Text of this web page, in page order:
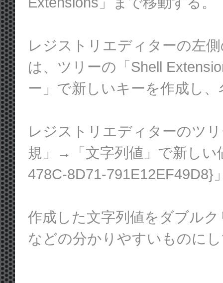
レジストリエディターの左
は、ツリーの「Shell
ー」で新しいキーを作成し
レジストリエディターのツ
規」→「文字列値」で新しい
478C-8D71-791E12EF49D8}
作成した文字列値をダブル
などの分かりやすいものに